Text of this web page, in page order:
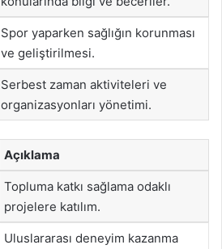
Spor yaparken sağlığın korunması
ve geliştirilmesi.
Serbest zaman aktiviteleri ve
organizasyonları yönetimi.
Açıklama
Topluma katkı sağlama odaklı
projelere katılım.
Uluslararası deneyim kazanma